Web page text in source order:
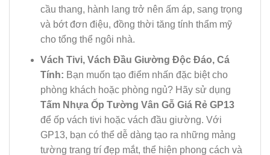
cầu thang, hành lang trở nên ấm áp, sang trọng
và bớt đơn điệu, đồng thời tăng tính thẩm mỹ
cho tổng thể ngôi nhà.
Vách Tivi, Vách Đầu Giường Độc Đáo, Cá
Tính: Bạn muốn tạo điểm nhấn đặc biệt cho
phòng khách hoặc phòng ngủ? Hãy sử dụng
Tấm Nhựa Ốp Tường Vân Gỗ Giá Rẻ GP13
để ốp vách tivi hoặc vách đầu giường. Với
GP13, bạn có thể dễ dàng tạo ra những mảng
tường trang trí đẹp mắt, thể hiện phong cách và